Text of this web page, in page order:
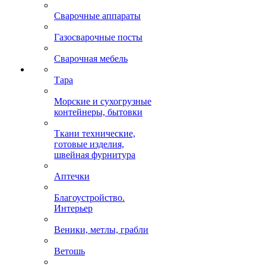
Сварочные аппараты
Газосварочные посты
Сварочная мебель
Тара
Морские и сухогрузные
контейнеры, бытовки
Ткани технические,
готовые изделия,
швейная фурнитура
Аптечки
Благоустройство.
Интерьер
Веники, метлы, грабли
Ветошь